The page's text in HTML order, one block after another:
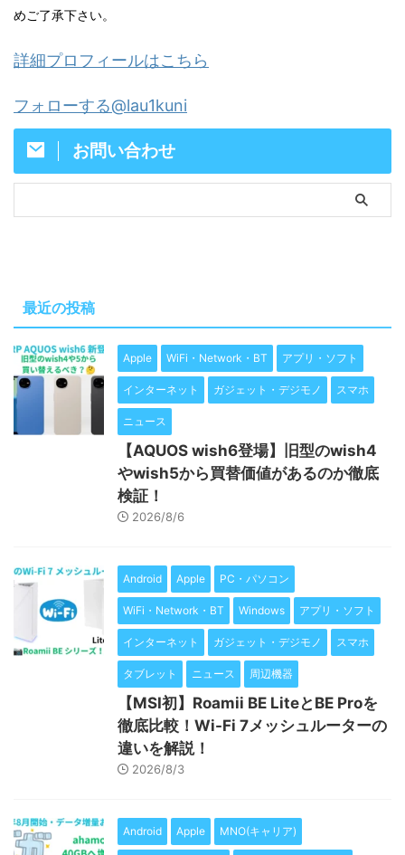
めご了承下さい。
詳細プロフィールはこちら
フォローする@lau1kuni
お問い合わせ
最近の投稿
Apple WiFi・Network・BT アプリ・ソフト
インターネット ガジェット・デジモノ スマホ
ニュース
【AQUOS wish6登場】旧型のwish4
やwish5から買替価値があるのか徹底
検証！
2026/8/6
Android Apple PC・パソコン
WiFi・Network・BT Windows アプリ・ソフト
インターネット ガジェット・デジモノ スマホ
タブレット ニュース 周辺機器
【MSI初】Roamii BE LiteとBE Proを
徹底比較！Wi-Fi 7メッシュルーターの
違いを解説！
2026/8/3
Android Apple MNO(キャリア)